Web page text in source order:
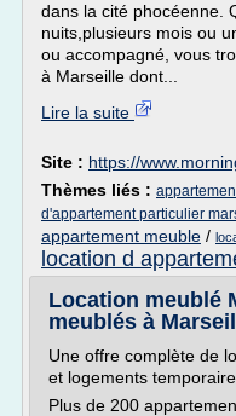
dans la cité phocéenne.
nuits,plusieurs mois ou
ou accompagné, vous
à Marseille dont...
Lire la suite
Site : https://
Thèmes liés :
d'appartement particulier
appartement meuble /
location d
Location meublé
meublés à
Une offre complète de
et logements
Plus de 200